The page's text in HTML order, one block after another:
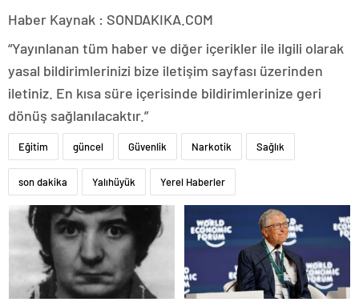
Haber Kaynak : SONDAKIKA.COM
“Yayınlanan tüm haber ve diğer içerikler ile ilgili olarak
yasal bildirimlerinizi bize iletişim sayfası üzerinden
iletiniz. En kısa süre içerisinde bildirimlerinize geri
dönüş sağlanılacaktır.”
Eğitim güncel Güvenlik Narkotik Sağlık
son dakika Yalıhüyük Yerel Haberler